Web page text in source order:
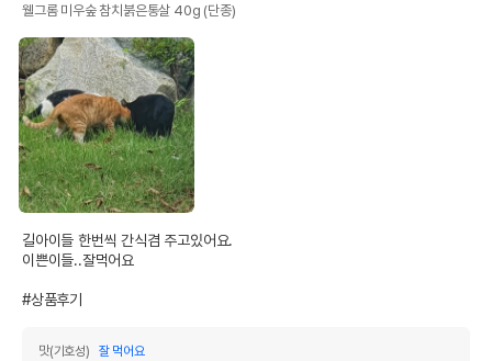
웰그롬 미우숲 참치붉은통살 40g (단종)
길아이들 한번씩 간식겸 주고있어요.
이쁜이들..잘먹어요
#상품후기
맛(기호성)
잘 먹어요